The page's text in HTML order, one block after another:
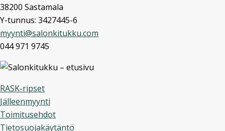
38200 Sastamala
Y-tunnus: 3427445-6
myynti@salonkitukku.com
044 971 9745
RASK-ripset
Jälleenmyynti
Toimitusehdot
Tietosuojakäytäntö